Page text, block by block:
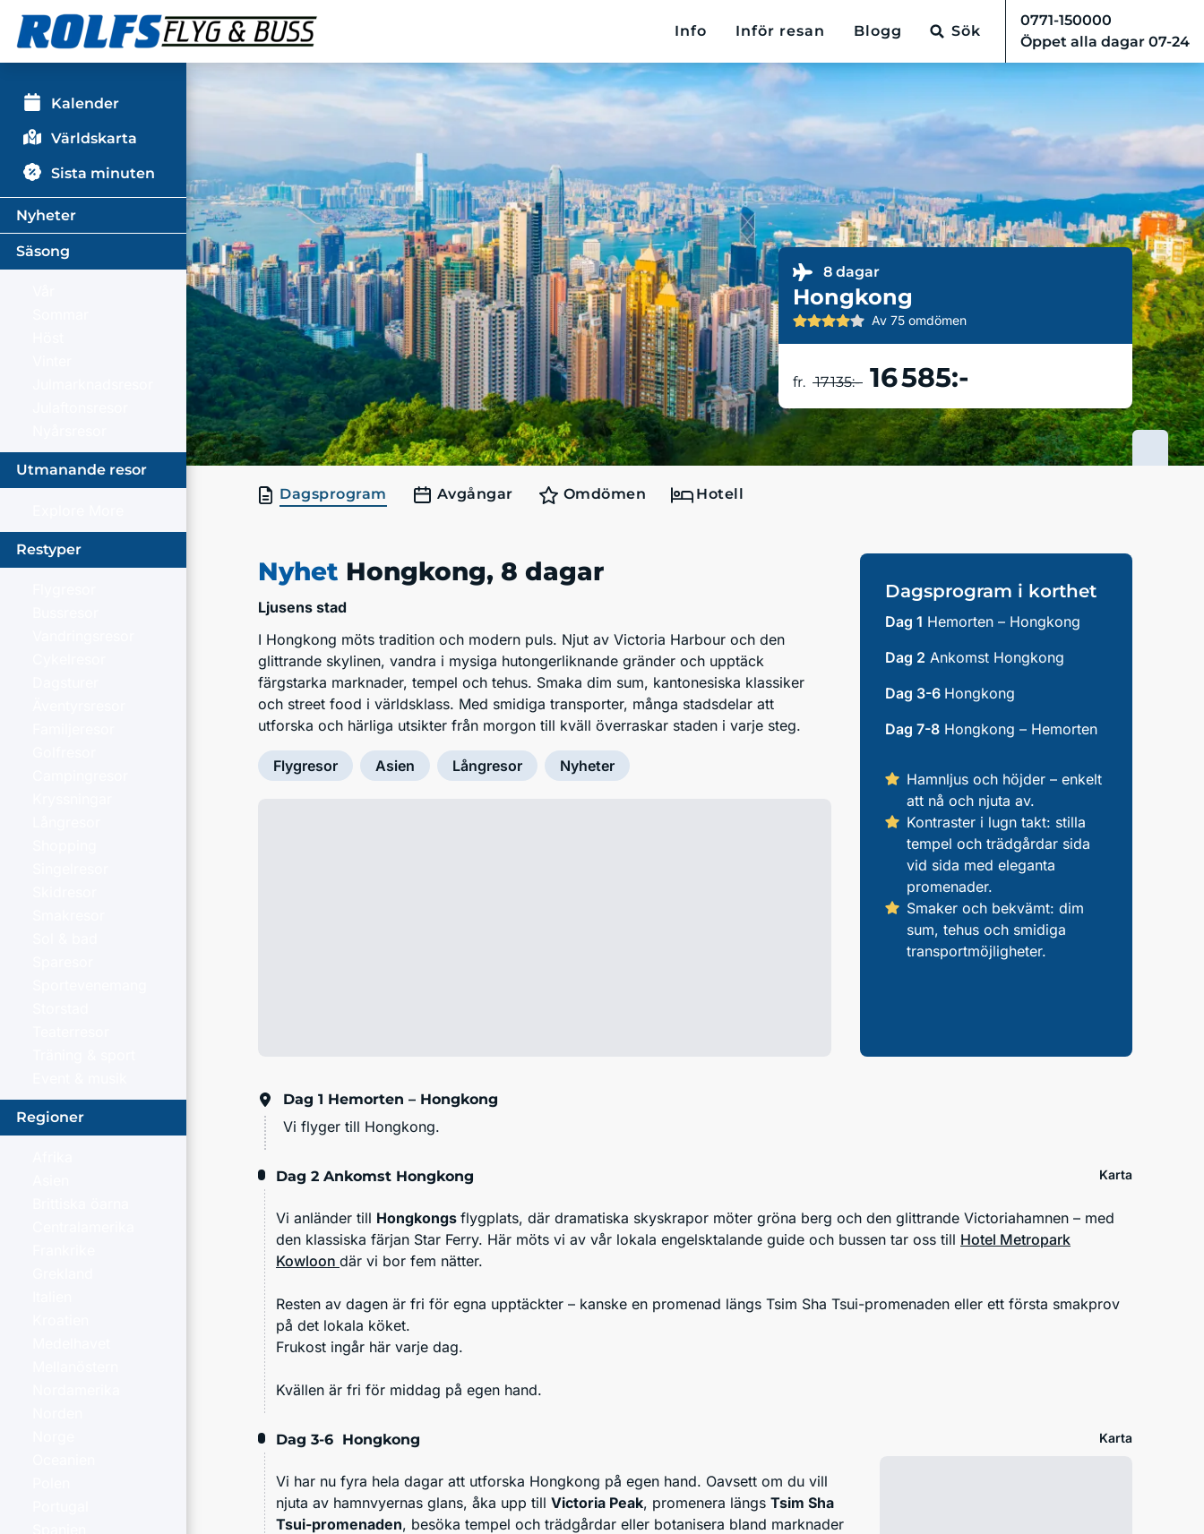
Info Inför resan Blogg Sök
0771-150000
Öppet alla dagar 07-24
Kalender
Världskarta
Sista minuten
Nyheter
Säsong
Utmanande resor
Restyper
Regioner
8 dagar
Hongkong
Av 75 omdömen
fr. 17 135:- 16 585:-
Dagsprogram Avgångar Omdömen Hotell
Nyhet Hongkong, 8 dagar
Ljusens stad
I Hongkong möts tradition och modern puls. Njut av Victoria Harbour och den
glittrande skyline­n, vandra i mysiga hutongerliknande gränder och upptäck
färgstarka marknader, tempel och tehus. Smaka dim sum, kantonesiska klassiker
och street food i världsklass. Med smidiga transporter, många stadsdelar att
utforska och härliga utsikter från morgon till kväll överraskar staden i varje steg.
Flygresor Asien Långresor Nyheter
Dagsprogram i korthet
Dag 1 Hemorten – Hongkong
Dag 2 Ankomst Hongkong
Dag 3-6 Hongkong
Dag 7-8 Hongkong – Hemorten
Hamnljus och höjder – enkelt
att nå och njuta av.
Kontraster i lugn takt: stilla
tempel och trädgårdar sida
vid sida med eleganta
promenader.
Smaker och bekvämt: dim
sum, tehus och smidiga
transportmöjligheter.
Dag 1 Hemorten – Hongkong
Vi flyger till Hongkong.
Dag 2 Ankomst Hongkong Karta
Vi anländer till Hongkongs flygplats, där dramatiska skyskrapor möter gröna berg och den glittrande Victoriahamnen – med
den klassiska färjan Star Ferry. Här möts vi av vår lokala engelsktalande guide och bussen tar oss till Hotel Metropark
Kowloon där vi bor fem nätter.
Resten av dagen är fri för egna upptäckter – kanske en promenad längs Tsim Sha Tsui-promenaden eller ett första smakprov
på det lokala köket.
Frukost ingår här varje dag.
Kvällen är fri för middag på egen hand.
Dag 3-6 Hongkong Karta
Vi har nu fyra hela dagar att utforska Hongkong på egen hand. Oavsett om du vill
njuta av hamnvyernas glans, åka upp till Victoria Peak, promenera längs Tsim Sha
Tsui-promenaden, besöka tempel och trädgårdar eller botanisera bland marknader